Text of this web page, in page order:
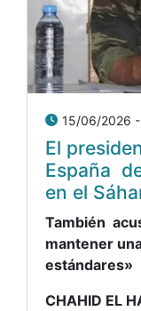
15/06/2026 -
El
España
en el
También
mantener
estándares»
CHAHID EL